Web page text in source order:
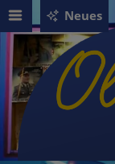
Neues